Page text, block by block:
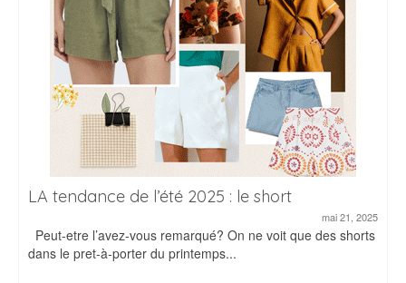
LA tendance de l’été 2025 : le short
mai 21, 2025
Peut-etre l’avez-vous remarqué? On ne voit que des shorts
dans le pret-à-porter du printemps...